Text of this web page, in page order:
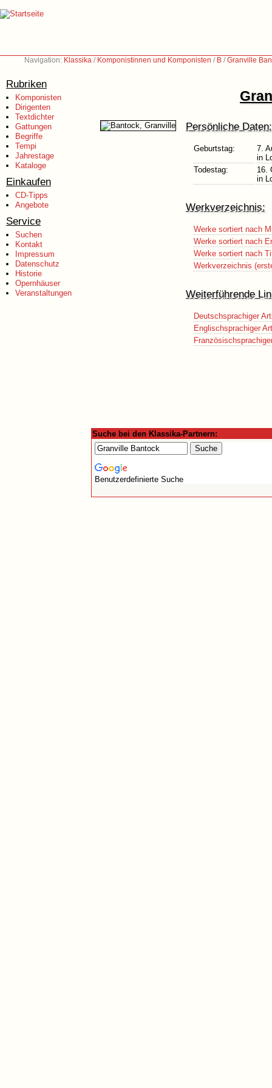
Navigation: Klassika / Komponistinnen und Komponisten / B /Granville
Rubriken
Komponisten
Dirigenten
Textdichter
Gattungen
Begriffe
Tempi
Jahrestage
Kataloge
Einkaufen
CD-Tipps
Angebote
Service
Suchen
Kontakt
Impressum
Datenschutz
Historie
Opernhäuser
Veranstaltungen
Persönliche Daten:
Geburtstag:
7.
in
Todestag:
16.
in
Werkverzeichnis:
Werke sortiert nach
Werke sortiert nach
Werke sortiert nach
Werkverzeichnis
Weiterführende
Deutschsprachiger
Englischsprachiger
Suche bei den Klassika-Partnern:
Benutzerdefinierte Suche